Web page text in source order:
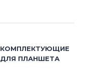
КОМПЛЕКТУЮЩИЕ
ДЛЯ ПЛАНШЕТА